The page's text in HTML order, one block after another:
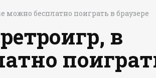
бесплатно поиграть в браузере
в